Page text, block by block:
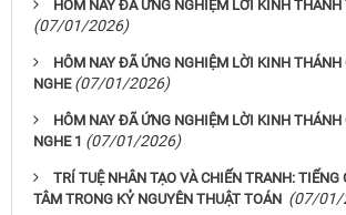
HÔM NAY ĐÃ ỨNG NGHIỆM LỜI KINH THÁNH
(07/01/2026)
HÔM NAY ĐÃ ỨNG NGHIỆM LỜI KINH THÁNH
NGHE (07/01/2026)
HÔM NAY ĐÃ ỨNG NGHIỆM LỜI KINH THÁNH
NGHE 1 (07/01/2026)
TRÍ TUỆ NHÂN TẠO VÀ CHIẾN TRANH: TIẾNG
TÂM TRONG KỶ NGUYÊN THUẬT TOÁN (07/01/